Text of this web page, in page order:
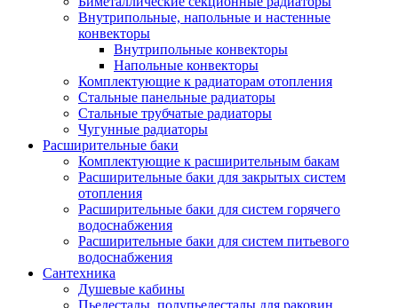
Внутрипольные, напольные и настенные
конвекторы
Внутрипольные конвекторы
Напольные конвекторы
Комплектующие к радиаторам отопления
Стальные панельные радиаторы
Стальные трубчатые радиаторы
Чугунные радиаторы
Расширительные баки
Комплектующие к расширительным бакам
Расширительные баки для закрытых систем
отопления
Расширительные баки для систем горячего
водоснабжения
Расширительные баки для систем питьевого
водоснабжения
Сантехника
Душевые кабины
Пьедесталы, полупьедесталы для раковин